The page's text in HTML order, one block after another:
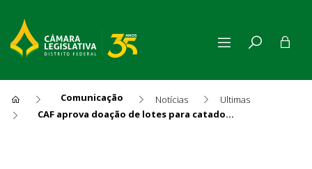
Comunicação Notícias
Ultimas
CAF aprova doação de lotes para catadores